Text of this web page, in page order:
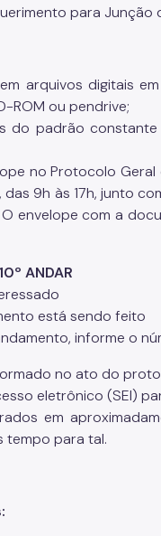
para Junção
arquivos digitais
ROM ou pendrive;
do padrão
no Protocolo
9h às 17h, junto
envelope com a
ANDAR
está sendo feito
informe o
no ato do
eletrônico (SEI)
em
tempo para tal.